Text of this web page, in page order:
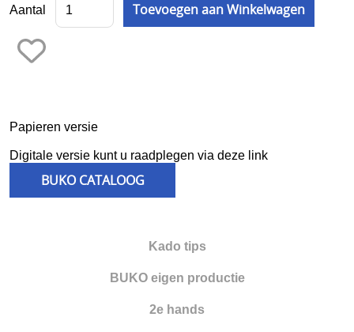
Emailleren
Fournituren
Galvano
Gieten
Graveren en zetten
Hangmotoren en toebehoren
Klemsystemen
Kado tips
BUKO eigen productie
2e hands
Aantal
Papieren versie
Digitale versie kunt u raadplegen via deze link
BUKO CATALOOG